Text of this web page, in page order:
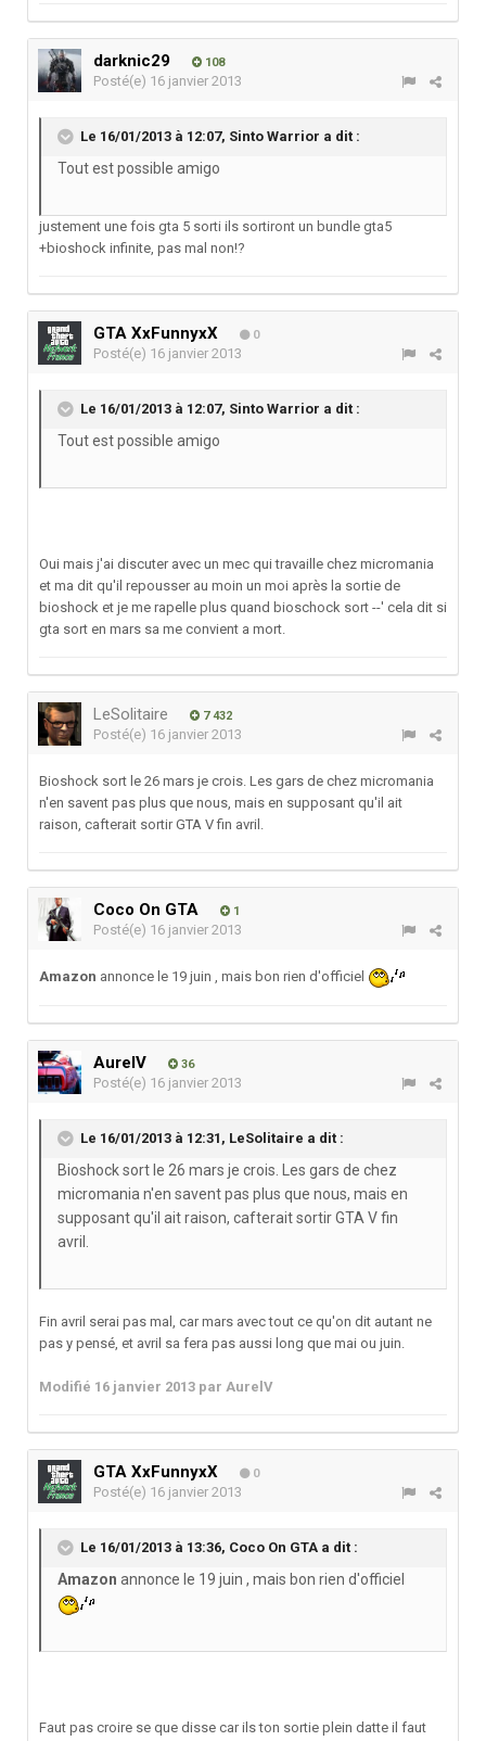
darknic29 108
Posté(e) 16 janvier 2013
Le 16/01/2013 à 12:07, Sinto Warrior a dit :
Tout est possible amigo
justement une fois gta 5 sorti ils sortiront un bundle gta5
+bioshock infinite, pas mal non!?
GTA XxFunnyxX 0
Posté(e) 16 janvier 2013
Le 16/01/2013 à 12:07, Sinto Warrior a dit :
Tout est possible amigo
Oui mais j'ai discuter avec un mec qui travaille chez micromania
et ma dit qu'il repousser au moin un moi après la sortie de
bioshock et je me rapelle plus quand bioschock sort --' cela dit si
gta sort en mars sa me convient a mort.
LeSolitaire 7 432
Posté(e) 16 janvier 2013
Bioshock sort le 26 mars je crois. Les gars de chez micromania
n'en savent pas plus que nous, mais en supposant qu'il ait
raison, cafterait sortir GTA V fin avril.
Coco On GTA 1
Posté(e) 16 janvier 2013
Amazon annonce le 19 juin , mais bon rien d'officiel
AurelV 36
Posté(e) 16 janvier 2013
Le 16/01/2013 à 12:31, LeSolitaire a dit :
Bioshock sort le 26 mars je crois. Les gars de chez
micromania n'en savent pas plus que nous, mais en
supposant qu'il ait raison, cafterait sortir GTA V fin
avril.
Fin avril serai pas mal, car mars avec tout ce qu'on dit autant ne
pas y pensé, et avril sa fera pas aussi long que mai ou juin.
Modifié 16 janvier 2013 par AurelV
GTA XxFunnyxX 0
Posté(e) 16 janvier 2013
Le 16/01/2013 à 13:36, Coco On GTA a dit :
Amazon annonce le 19 juin , mais bon rien d'officiel
Faut pas croire se que disse car ils ton sortie plein datte il faut